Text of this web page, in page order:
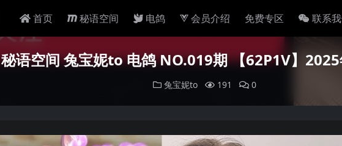
首页 秘语空间 电鸽 会员介绍 免费专区 联系
秘语空间 兔宝妮to 电鸽 NO.019期 【62P1V】
兔宝妮to 191 0